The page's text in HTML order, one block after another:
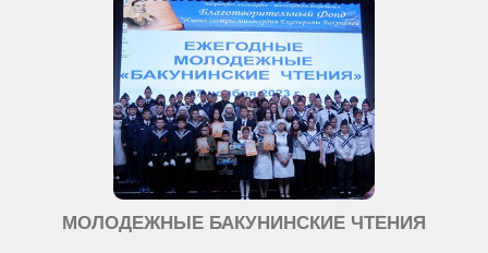
МОЛОДЕЖНЫЕ БАКУНИНСКИЕ ЧТЕНИЯ